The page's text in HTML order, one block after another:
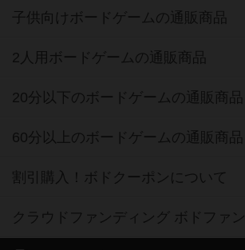
子供向けボードゲームの通販商品
2人用ボードゲームの通販商品
20分以下のボードゲームの通販商品
60分以上のボードゲームの通販商品
割引購入！ボドクーポンについて
クラウドファンディング ボドファン